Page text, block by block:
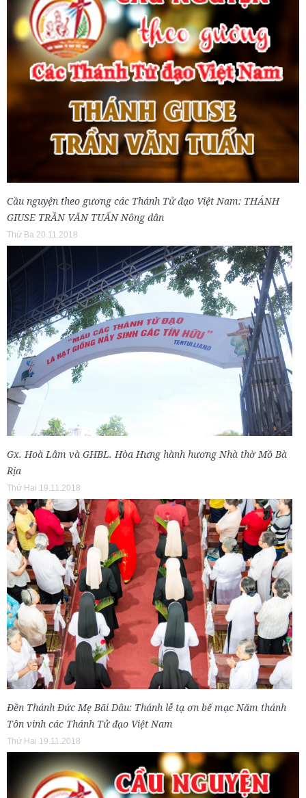
Cầu nguyện theo gương các Thánh Tử đạo Việt Nam: THÁNH
GIUSE TRẦN VĂN TUẤN Nông dân
Thứ Ba 20.11.2018
Gx. Hoà Lâm và GHBL. Hòa Hưng hành hương Nhà thờ Mồ Bà
Rịa
Thứ Hai 19.11.2018
Đền Thánh Đức Mẹ Bãi Dâu: Thánh lễ tạ ơn bế mạc Năm thánh
Tôn vinh các Thánh Tử đạo Việt Nam
Thứ Hai 19.11.2018